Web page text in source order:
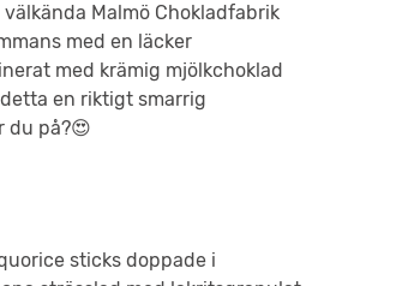
Malmö Chokladfabrik
med en läcker
med krämig mjölkchoklad
en riktigt smarrig
du på?😍
sticks doppade i